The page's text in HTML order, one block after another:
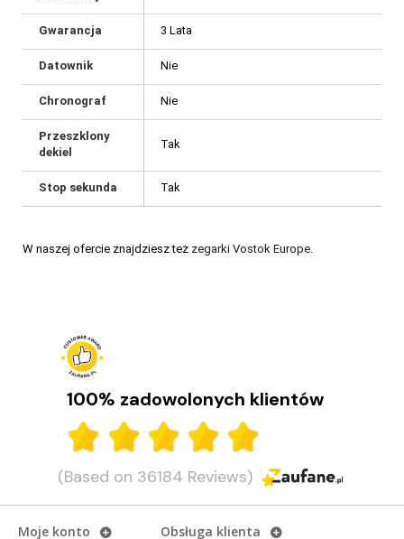
Gwarancja 3 Lata
Datownik Nie
Chronograf Nie
Przeszklony
dekiel
Tak
Stop sekunda Tak
W naszej ofercie znajdziesz też zegarki Vostok Europe
100% zadowolonych klientów
(Based on 36184 Reviews)
Moje konto Obsługa klienta